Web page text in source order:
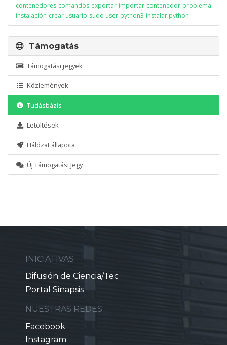
contenedores comandos exportar importar contenedor problema
instalación crear usuario sudo user python3 instalar python
Támogatás
Támogatási jegyek
Közlemények
Tudásbázis
Letöltések
Hálózat állapota
Új Támogatási Jegy
INICIATIVAS
Difusión de Ciencia/Tec
Portal Sinapsis
NUESTRAS REDES
Facebook
Instagram